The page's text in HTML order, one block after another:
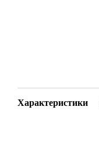
Характеристики